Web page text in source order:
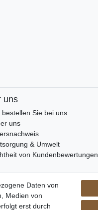
uns
bestellen Sie bei uns
uns
& Umwelt
von Kundenbewertungen
Daten von
Medien von
erst durch